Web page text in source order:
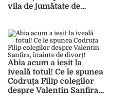
vila de jumătate de
iubită!
Abia acum a ieșit la
iveală totul! Ce le spunea
Codruța Filip colegilor
despre Valentin Sanfira,